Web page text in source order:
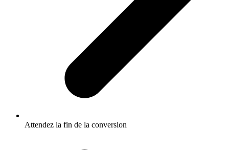
Attendez la fin de la conversion